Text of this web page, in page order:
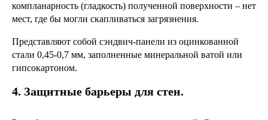
компланарность (гладкость) полученной поверхности – нет
мест, где бы могли скапливаться загрязнения.
Представляют собой сэндвич-панели из оцинкованной
стали 0,45-0,7 мм, заполненные минеральной ватой или
гипсокартоном.
4. Защитные барьеры для стен.